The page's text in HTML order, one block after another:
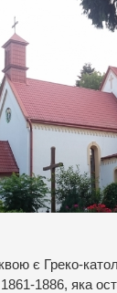
є Греко-
1886, яка